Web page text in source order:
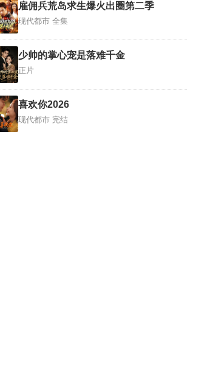
雇佣兵荒岛求生爆火出圈第二季
现代都市 全集
少帅的掌心宠是落难千金
正片
喜欢你2026
现代都市 完结